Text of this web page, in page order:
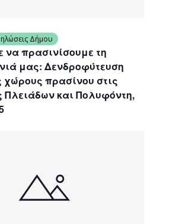
να πρασινίσουμε τη
μας: Δενδροφύτευση
χώρους πρασίνου στις
Πλειάδων και Πολυφόντη,
Δήμου